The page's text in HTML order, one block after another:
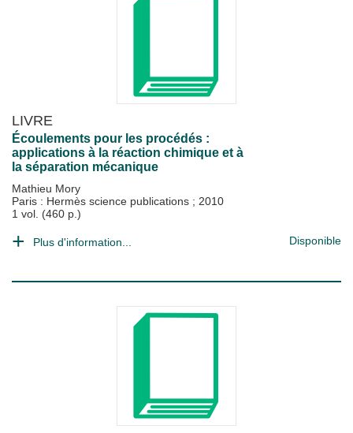
LIVRE
Écoulements pour les procédés :
applications à la réaction chimique et à
la séparation mécanique
Mathieu Mory
Paris : Hermès science publications ; 2010
1 vol. (460 p.)
Plus d'information... Disponible